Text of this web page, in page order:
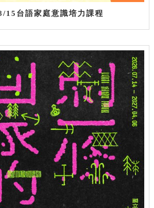
15台語家庭意識培力課程